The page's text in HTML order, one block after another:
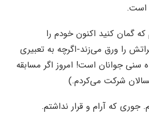
است.
که گمان کنید اکنون خودم را
را ورق می‌زند-اگرچه به تعبیری
جوانان است! امروز اگر مسابقه
شرکت می‌کردم.)
جوری که آرام و قرار نداشتم.